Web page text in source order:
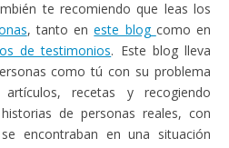
te recomiendo que leas los
, tanto eneste blog como en
de testimonios. Este blog lleva
como tú con su problema
recetas y recogiendo
de personas reales, con
encontraban en una situación